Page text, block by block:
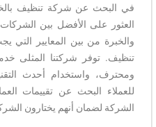
في البحث عن شركة تنظيف
العثور على الأفضل بين الشركات
والخبرة من بين المعايير
تنظيف. توفر شركتنا المثلى
ومحترف، واستخدام أحدث
للعملاء البحث عن تقييمات
الشركة لضمان أنهم يختارون